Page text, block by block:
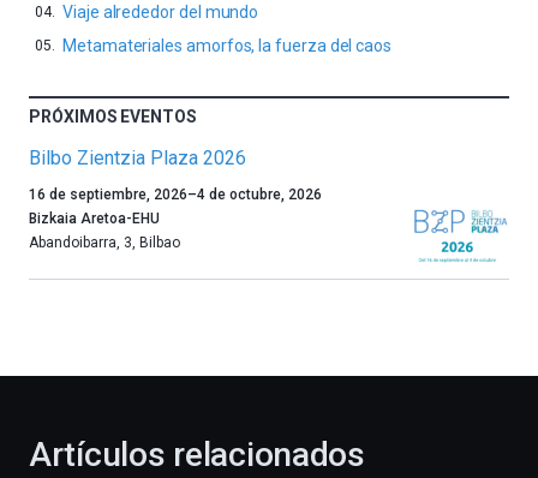
Viaje alrededor del mundo
Metamateriales amorfos, la fuerza del caos
PRÓXIMOS EVENTOS
Bilbo Zientzia Plaza 2026
Un
año
más,
celebración
16 de septiembre, 2026–4 de octubre, 2026
Bizkaia Aretoa-EHU
Abandoibarra, 3 Bilbao
Artículos relacionados